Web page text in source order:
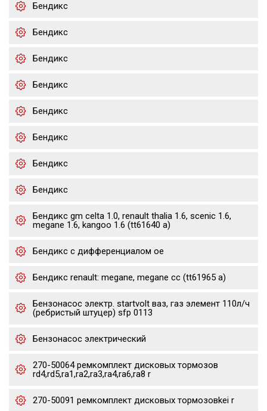
Бендикс
Бендикс
Бендикс
Бендикс
Бендикс
Бендикс
Бендикс
Бендикс
Бендикс gm celta 1.0, renault thalia 1.6, scenic 1.6,
megane 1.6, kangoo 1.6 (tt61640 a)
Бендикс с дифференциалом oe
Бендикс renault: megane, megane cc (tt61965 a)
Бензонасос электр. startvolt ваз, газ элемент 110л/ч
(ребристый штуцер) sfp 0113
Бензонасос электрический
270-50064 ремкомплект дисковых тормозов
rd4,rd5,ra1,ra2,ra3,ra4,ra6,ra8 r
270-50091 ремкомплект дисковых тормозовkei r